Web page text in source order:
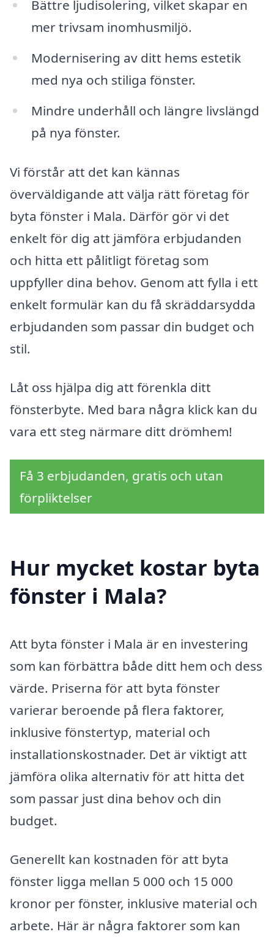
Bättre ljudisolering, vilket skapar en
mer trivsam inomhusmiljö.
Modernisering av ditt hems estetik
med nya och stiliga fönster.
Mindre underhåll och längre livslängd
på nya fönster.
Vi förstår att det kan kännas
överväldigande att välja rätt företag för
byta fönster i Mala. Därför gör vi det
enkelt för dig att jämföra erbjudanden
och hitta ett pålitligt företag som
uppfyller dina behov. Genom att fylla i ett
enkelt formulär kan du få skräddarsydda
erbjudanden som passar din budget och
stil.
Låt oss hjälpa dig att förenkla ditt
fönsterbyte. Med bara några klick kan du
vara ett steg närmare ditt drömhem!
Få 3 erbjudanden, gratis och utan
förpliktelser
Hur mycket kostar byta
fönster i Mala?
Att byta fönster i Mala är en investering
som kan förbättra både ditt hem och dess
värde. Priserna för att byta fönster
varierar beroende på flera faktorer,
inklusive fönstertyp, material och
installationskostnader. Det är viktigt att
jämföra olika alternativ för att hitta det
som passar just dina behov och din
budget.
Generellt kan kostnaden för att byta
fönster ligga mellan 5 000 och 15 000
kronor per fönster, inklusive material och
arbete. Här är några faktorer som kan